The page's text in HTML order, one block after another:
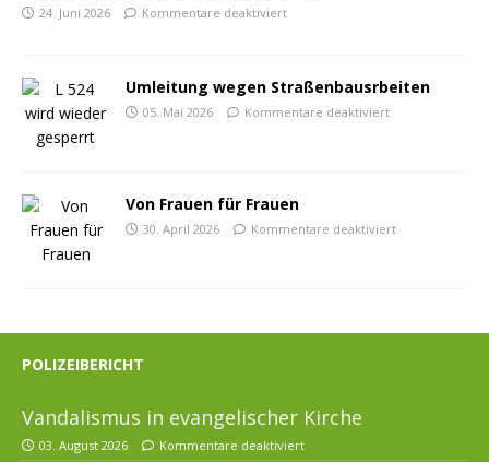
24. Juni 2026 Kommentare deaktiviert
Umleitung wegen Straßenbausrbeiten
05. Mai 2026 Kommentare deaktiviert
Von Frauen für Frauen
30. April 2026 Kommentare deaktiviert
POLIZEIBERICHT
Vandalismus in evangelischer Kirche
03. August 2026 Kommentare deaktiviert